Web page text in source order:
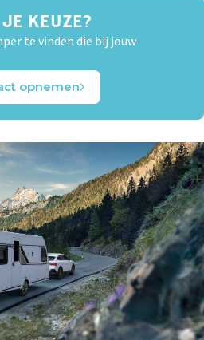
KEUZE?
te vinden die bij jouw
opnemen